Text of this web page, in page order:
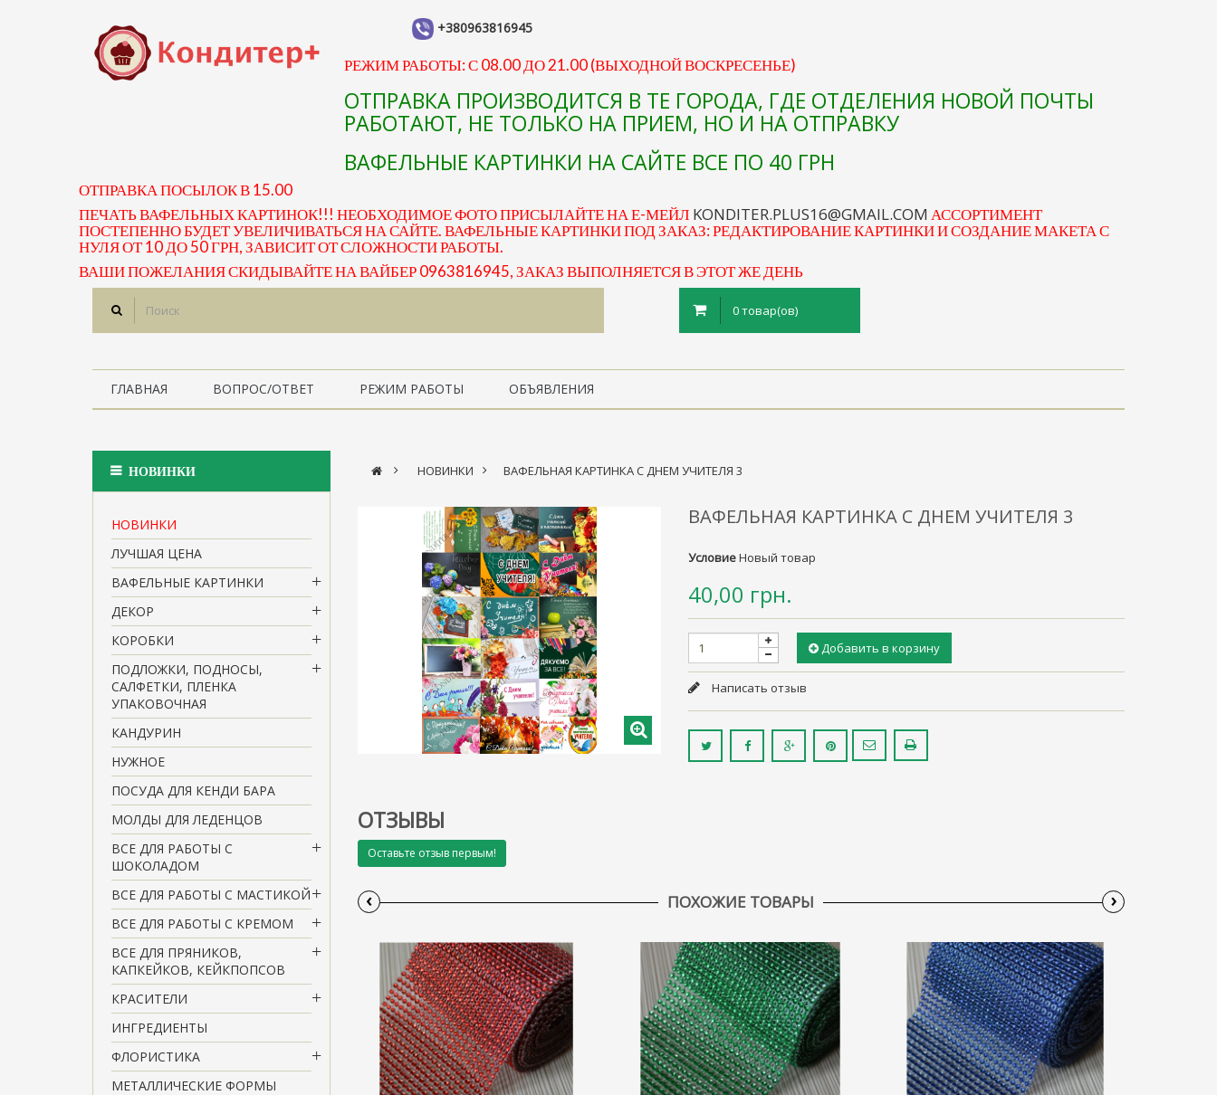
+380963816945
РЕЖИМ РАБОТЫ: С 08.00 ДО 21.00 (ВЫХОДНОЙ ВОСКРЕСЕНЬЕ)
ОТПРАВКА ПРОИЗВОДИТСЯ В ТЕ ГОРОДА, ГДЕ ОТДЕЛЕНИЯ НОВОЙ ПОЧТЫ
РАБОТАЮТ, НЕ ТОЛЬКО НА ПРИЕМ, НО И НА ОТПРАВКУ
ВАФЕЛЬНЫЕ КАРТИНКИ НА САЙТЕ ВСЕ ПО 40 ГРН
ОТПРАВКА ПОСЫЛОК В 15.00
ПЕЧАТЬ ВАФЕЛЬНЫХ КАРТИНОК!!! НЕОБХОДИМОЕ ФОТО ПРИСЫЛАЙТЕ НА Е-МЕЙЛ KONDITER.PLUS16@GMAIL.COM АССОРТИМЕНТ
ПОСТЕПЕННО БУДЕТ УВЕЛИЧИВАТЬСЯ НА САЙТЕ. ВАФЕЛЬНЫЕ КАРТИНКИ ПОД ЗАКАЗ: РЕДАКТИРОВАНИЕ КАРТИНКИ И СОЗДАНИЕ МАКЕТА С
НУЛЯ ОТ 10 ДО 50 ГРН, ЗАВИСИТ ОТ СЛОЖНОСТИ РАБОТЫ.
ВАШИ ПОЖЕЛАНИЯ СКИДЫВАЙТЕ НА ВАЙБЕР 0963816945, ЗАКАЗ ВЫПОЛНЯЕТСЯ В ЭТОТ ЖЕ ДЕНЬ
0 товар(ов)
ГЛАВНАЯ ВОПРОС/ОТВЕТ РЕЖИМ РАБОТЫ ОБЪЯВЛЕНИЯ
НОВИНКИ
НОВИНКИ
ЛУЧШАЯ ЦЕНА
ВАФЕЛЬНЫЕ КАРТИНКИ
ДЕКОР
КОРОБКИ
ПОДЛОЖКИ, ПОДНОСЫ,
САЛФЕТКИ, ПЛЕНКА
УПАКОВОЧНАЯ
КАНДУРИН
НУЖНОЕ
ПОСУДА ДЛЯ КЕНДИ БАРА
МОЛДЫ ДЛЯ ЛЕДЕНЦОВ
ВСЕ ДЛЯ РАБОТЫ С
ШОКОЛАДОМ
ВСЕ ДЛЯ РАБОТЫ С МАСТИКОЙ
ВСЕ ДЛЯ РАБОТЫ С КРЕМОМ
ВСЕ ДЛЯ ПРЯНИКОВ,
КАПКЕЙКОВ, КЕЙКПОПСОВ
КРАСИТЕЛИ
ИНГРЕДИЕНТЫ
ФЛОРИСТИКА
МЕТАЛЛИЧЕСКИЕ ФОРМЫ
> НОВИНКИ > ВАФЕЛЬНАЯ КАРТИНКА С ДНЕМ УЧИТЕЛЯ 3
ВАФЕЛЬНАЯ КАРТИНКА С ДНЕМ УЧИТЕЛЯ 3
УсловиеНовый товар
40,00 грн.
Добавить в корзину
Написать отзыв
ОТЗЫВЫ
Оставьте отзыв первым!
ПОХОЖИЕ ТОВАРЫ
‹ ›